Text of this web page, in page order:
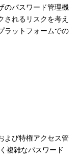
のパスワード管理機
されるリスクを考え
ラットフォームでの
よび特権アクセス管
複雑なパスワード